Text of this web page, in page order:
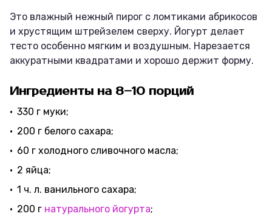
Это влажный нежный пирог с ломтиками абрикосов
и хрустящим штрейзелем сверху. Йогурт делает
тесто особенно мягким и воздушным. Нарезается
аккуратными квадратами и хорошо держит форму.
Ингредиенты на 8–10 порций
330 г муки;
200 г белого сахара;
60 г холодного сливочного масла;
2 яйца;
1 ч. л. ванильного сахара;
200 г натурального йогурта;